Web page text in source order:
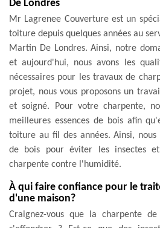
De Londres
Mr Lagrenee Couverture est un
toiture depuis quelques années au
Martin De Londres. Ainsi, notre
et aujourd'hui, nous avons les
nécessaires pour les travaux de
projet, nous vous proposons un
et soigné. Pour votre charpente,
meilleures essences de bois afin
toiture au fil des années. Ainsi,
de bois pour éviter les insectes
charpente contre l'humidité.
À qui faire confiance pour le
d'une maison?
Craignez-vous que la charpente